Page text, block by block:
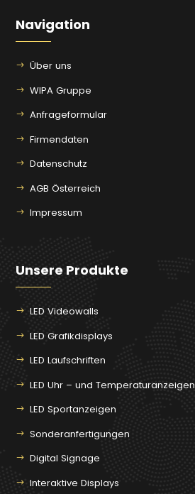
Navigation
Über uns
WIPA Gruppe
Anfrageformular
Firmendaten
Datenschutz
AGB Österreich
Impressum
Unsere Produkte
LED Videowalls
LED Grafikdisplays
LED Laufschriften
LED Uhr – und Temperaturanzeigen
LED Sportanzeigen
Sonderanfertigungen
Digital Signage
Interaktive Displays